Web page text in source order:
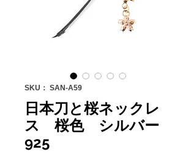
SKU： SAN-A59
日本刀と桜ネックレ
ス 桜色 シルバー
925